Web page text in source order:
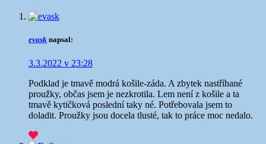
evask napsal:
3.3.2022 v 23:28
Podklad je tmavě modrá košile-záda. A zbytek nastříhané
proužky, občas jsem je nezkrotila. Lem není z košile a ta
tmavě kytičková poslední taky né. Potřebovala jsem to
doladit. Proužky jsou docela tlusté, tak to práce moc nedalo.